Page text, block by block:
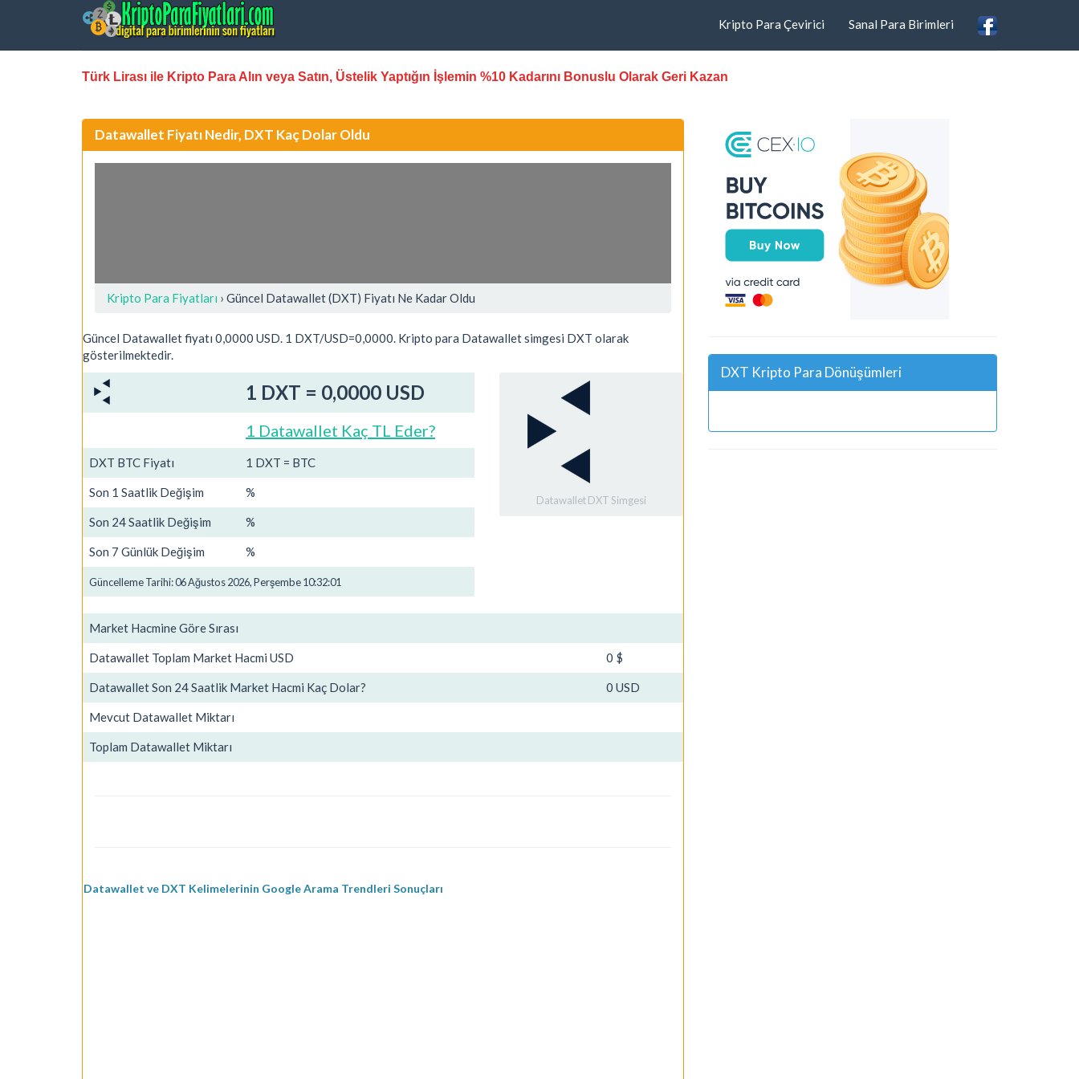
Kripto Para Çevirici Sanal Para Birimleri
Türk Lirası ile Kripto Para Alın veya Satın, Üstelik Yaptığın İşlemin %10 Kadarını Bonuslu Olarak Geri Kazan
Datawallet Fiyatı Nedir, DXT Kaç Dolar Oldu
Kripto Para Fiyatları › Güncel Datawallet (DXT) Fiyatı Ne Kadar Oldu
Güncel Datawallet fiyatı 0,0000 USD. 1 DXT/USD=0,0000. Kripto para Datawallet simgesi DXT olarak
gösterilmektedir.
1 DXT = 0,0000 USD
1 Datawallet Kaç TL Eder?
DXT BTC Fiyatı 1 DXT = BTC
Son 1 Saatlik Değişim %
Son 24 Saatlik Değişim %
Son 7 Günlük Değişim %
Güncelleme Tarihi: 06 Ağustos 2026, Perşembe 10:32:01
Datawallet DXT Simgesi
Market Hacmine Göre Sırası
Datawallet Toplam Market Hacmi USD 0 $
Datawallet Son 24 Saatlik Market Hacmi Kaç Dolar? 0 USD
Mevcut Datawallet Miktarı
Toplam Datawallet Miktarı
Datawallet ve DXT Kelimelerinin Google Arama Trendleri Sonuçları
DXT Kripto Para Dönüşümleri